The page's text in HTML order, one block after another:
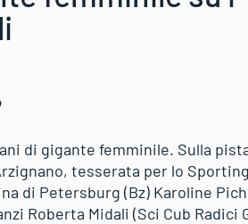
di gigante femminile. Sulla
tesserata per lo
di Petersburg (Bz) Karoline
Roberta Midali (Sci Cub Radici